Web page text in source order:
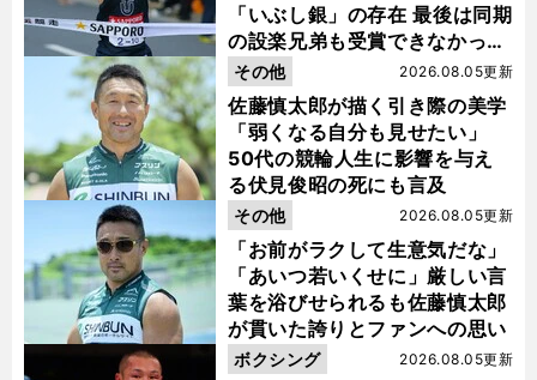
「いぶし銀」の存在 最後は同期
の設楽兄弟も受賞できなかった
金栗杯に輝く
佐藤慎太郎が描く引き際の美学
「弱くなる自分も見せたい」
50代の競輪人生に影響を与え
る伏見俊昭の死にも言及
2026.08.05更新
その他
「お前がラクして生意気だな」
「あいつ若いくせに」厳しい言
葉を浴びせられるも佐藤慎太郎
が貫いた誇りとファンへの思い
2026.08.05更新
その他
2026.08.05更新
ボクシング